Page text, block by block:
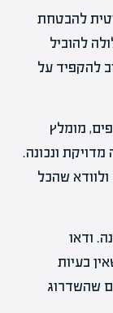
להבטחת
להוביל
להקפיד על
מומלץ
ונכונה.
שהכל
ודאו
בעיות
שהשדרוג